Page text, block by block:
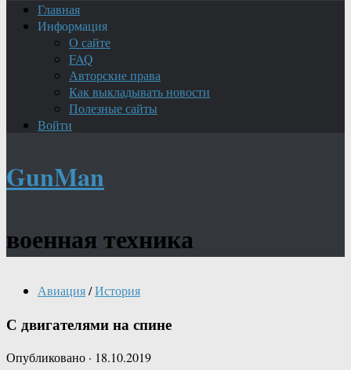
Главная
Информация
О сайте
FAQ
Авторские права
Как выкладывать новости
Полезные сайты
Войти
GunMan
военная техника
Авиация/История
С двигателями на спине
Опубликовано · 18.10.2019